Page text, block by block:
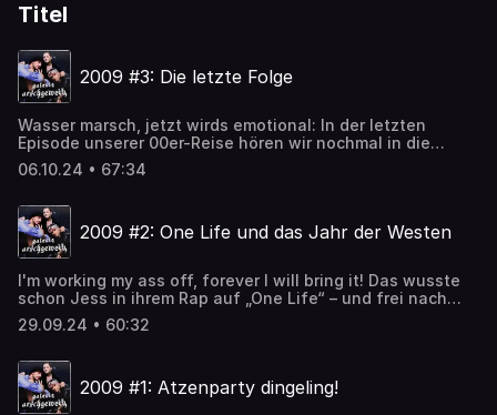
Titel
2009 #3: Die letzte Folge
Wasser marsch, jetzt wirds emotional: In der letzten
Episode unserer 00er-Reise hören wir nochmal in die
mausigsten Sprachis unserer Hörer:innen rein, küren die
wichtigsten Chokeholder:innen und fragen uns, was
Versprechen: Diese Folge fühlt sich an wie ein virtueller
Stirnkuss.Die Playlist zum PodcastGalerie Arschgeweih
auf InstagramSchickt uns eine
Theresa Ziegler Hosted on Acast. See acast.com/privacy
for more information.
06.10.24 • 67:34
2009 #2: One Life und das Jahr der Westen
I'm working my ass off, forever I will bring it! Das wusste
schon Jess in ihrem Rap auf „One Life“ – und frei nach
diesem Motto geben wir in dieser Folge nochmal alles.
Franz schafft wieder mal Gerechtigkeit, wo Gerechtigkeit
und Daniel serviert seine Hot Takes zu DSDS 2009. In
diesem Sinne: We don't care about consequence!Die
Playlist zum PodcastGalerie Arschgeweih auf
29.09.24 • 60:32
2009 #1: Atzenparty dingeling!